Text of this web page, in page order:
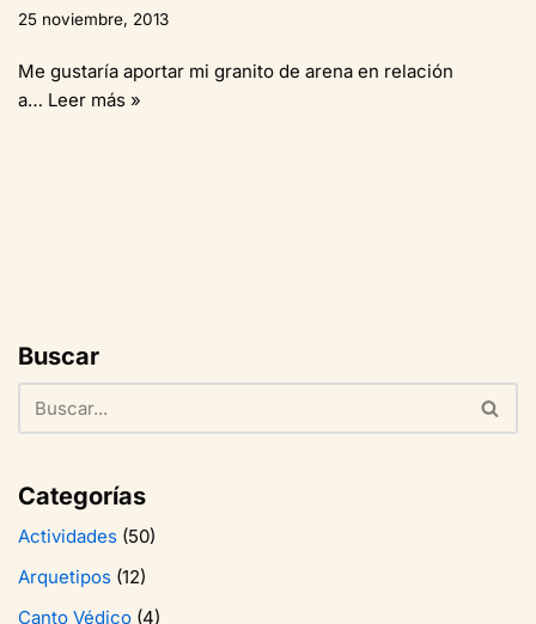
25 noviembre, 2013
Me gustaría aportar mi granito de arena en relación
a… Leer más »
Buscar
Categorías
Actividades (50)
Arquetipos (12)
Canto Védico (4)